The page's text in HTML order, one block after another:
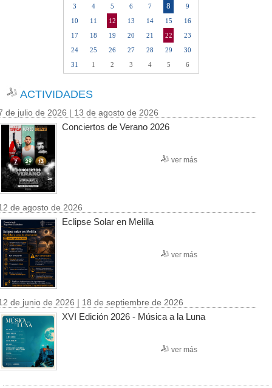
3
4 5 6 7 8
9
10
11 12 13 14 15
16
17
18 19 20 21 22
23
24
25 26 27 28 29
30
31
1 2 3 4 5 6
ACTIVIDADES
de julio de 2026 | 13 de agosto de 2026
Conciertos de Verano 2026
ver más
de agosto de 2026
Eclipse Solar en Melilla
ver más
de junio de 2026 | 18 de septiembre de 2026
XVI Edición 2026 - Música a la Luna
ver más